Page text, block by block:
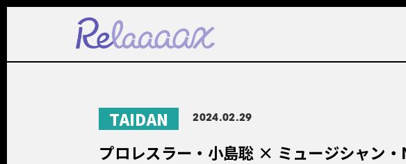
TAIDAN 2024.02.29
プロレスラー・小島聡 × ミュージシャン